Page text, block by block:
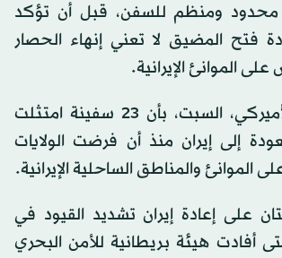
محدود ومنظم للسفن، قبل أن تؤكد
فتح المضيق لا تعني إنهاء الحصار
الموانئ الإيرانية.
​وأفاد الجيش ‌الأميركي، ​السبت، بأن ‌23 ⁠سفينة ​امتثلت
‌إلى ‌إيران ​منذ ‌أن فرضت الولايات
⁠الموانئ والمناطق ⁠الساحلية الإيرانية.
على إعادة إيران تشديد القيود في
أفادت هيئة بريطانية للأمن البحري